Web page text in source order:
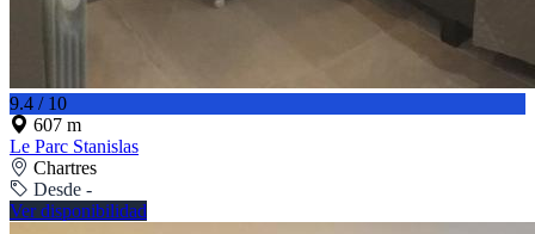
9.4 / 10
607 m
Le Parc Stanislas
Chartres
Desde -
Ver disponibilidad